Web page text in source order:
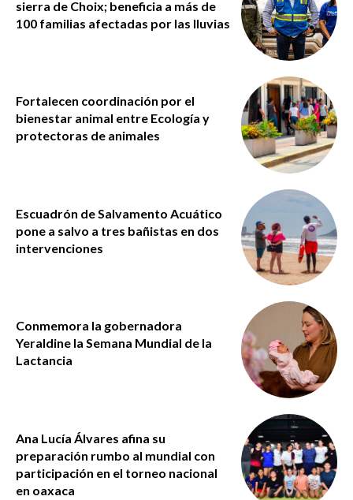
sierra de Choix; beneficia a más de
100 familias afectadas por las lluvias
Fortalecen coordinación por el
bienestar animal entre Ecología y
protectoras de animales
Escuadrón de Salvamento Acuático
pone a salvo a tres bañistas en dos
intervenciones
Conmemora la gobernadora
Yeraldine la Semana Mundial de la
Lactancia
Ana Lucía Álvares afina su
preparación rumbo al mundial con
participación en el torneo nacional
en oaxaca